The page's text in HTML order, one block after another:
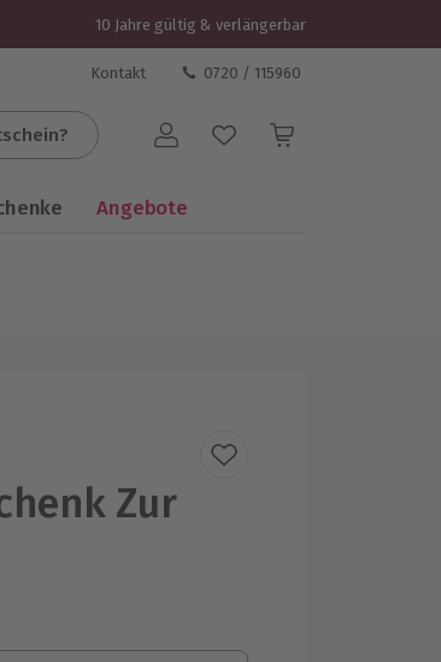
10 Jahre gültig & verlängerbar
Kontakt 0720 / 115960
Benutzerkonto
Angebote
Zur